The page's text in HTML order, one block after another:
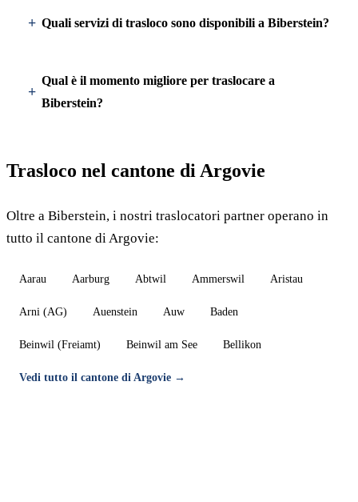
Quali servizi di trasloco sono disponibili a Biberstein?
Qual è il momento migliore per traslocare a
Biberstein?
Trasloco nel cantone di Argovie
Oltre a Biberstein, i nostri traslocatori partner operano in
tutto il cantone di Argovie:
Aarau Aarburg Abtwil Ammerswil Aristau
Arni (AG) Auenstein Auw Baden
Beinwil (Freiamt) Beinwil am See Bellikon
Vedi tutto il cantone di Argovie →